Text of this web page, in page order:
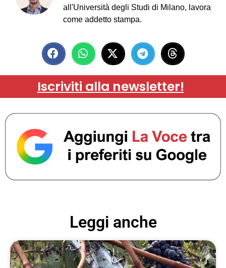
all'Università degli Studi di Milano, lavora
come addetto stampa.
Iscriviti alla newsletter!
Leggi anche